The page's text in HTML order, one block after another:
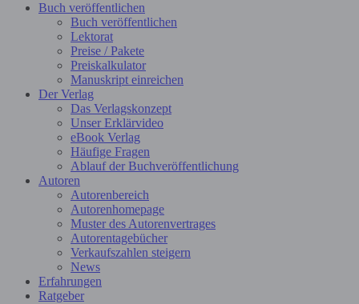
Buch veröffentlichen
Buch veröffentlichen
Lektorat
Preise / Pakete
Preiskalkulator
Manuskript einreichen
Der Verlag
Das Verlagskonzept
Unser Erklärvideo
eBook Verlag
Häufige Fragen
Ablauf der Buchveröffentlichung
Autoren
Autorenbereich
Autorenhomepage
Muster des Autorenvertrages
Autorentagebücher
Verkaufszahlen steigern
News
Erfahrungen
Ratgeber